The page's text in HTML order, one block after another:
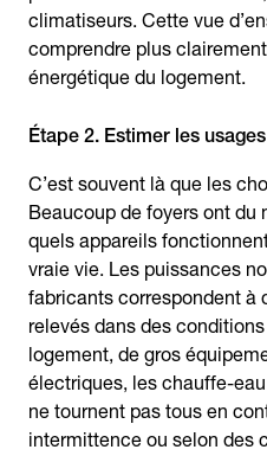
climatiseurs. Cette vue
comprendre plus
énergétique du logement.
Étape 2. Estimer les
C’est souvent là que les
Beaucoup de foyers ont
quels appareils
vraie vie. Les puissances
fabricants correspondent à
relevés dans des
logement, de gros
électriques, les chauffe-
ne tournent pas tous en
intermittence ou selon des